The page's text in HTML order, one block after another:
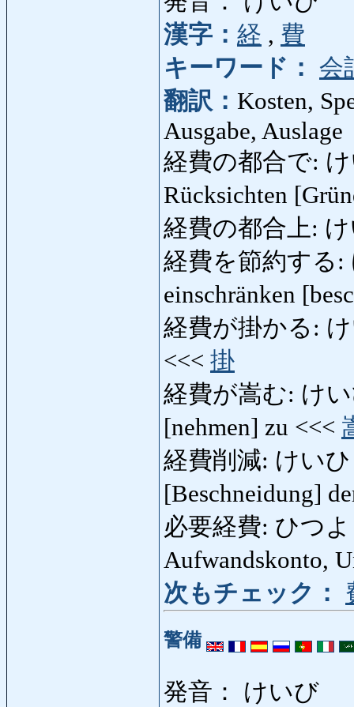
漢字： 経 , 費
キーワード：
会
翻訳： Kosten,
Ausgabe, Auslage
経費の都合で:
Rücksichten
経費の都合上:
経費を節約する:
einschränken
経費が掛かる:
<<< 掛
経費が嵩む: けい
[nehmen] zu <<<
経費削減: けい
[Beschneidung]
必要経費: ひつよ
Aufwandskonto,
次もチェック：
警備
発音： けいび